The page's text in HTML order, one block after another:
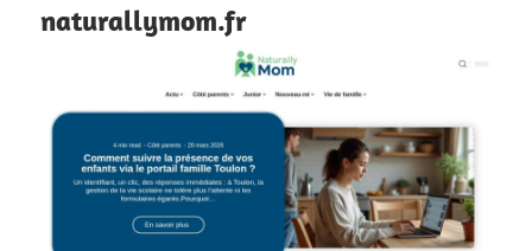
naturallymom.fr